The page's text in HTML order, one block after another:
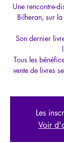
Une rencontre-
Bilheran, sur
Son dernier
Tous les
vente de livres
Les
Voir